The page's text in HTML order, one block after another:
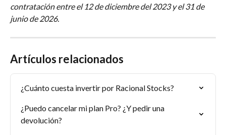
contratación entre el 12 de diciembre del 2023 y el 31 de
junio de 2026.
Artículos relacionados
¿Cuánto cuesta invertir por Racional Stocks?
¿Puedo cancelar mi plan Pro? ¿Y pedir una
devolución?